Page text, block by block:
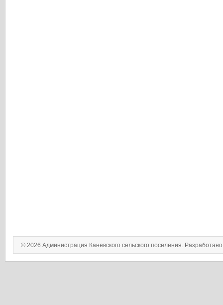
© 2026 Администрация Каневского сельского поселения.